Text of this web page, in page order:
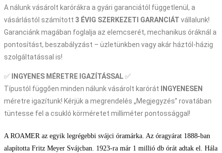
A nálunk vásárolt karórákra a gyári garanciától függetlenül, a
vásárlástól számított 3 ÉVIG SZERKEZETI GARANCIÁT vállalunk!
Garanciánk magában foglalja az elemcserét, mechanikus óráknál a
pontosítást, beszabályzást – üzletünkben vagy akár háztól-házig
szolgáltatással is!
✅ INGYENES MÉRETRE IGAZÍTÁSSAL✅
Típustól függően minden nálunk vásárolt karórát
INGYENESEN
méretre igazítunk! Kérjük a megrendelés „Megjegyzés” rovatában
tüntesse fel a csukló körméretet milliméter pontossággal!
A ROAMER az egyik legrégebbi svájci óramárka. Az óragyárat 1888-ban
alapította Fritz Meyer Svájcban. 1923-ra már 1 millió db órát adtak el. Hála